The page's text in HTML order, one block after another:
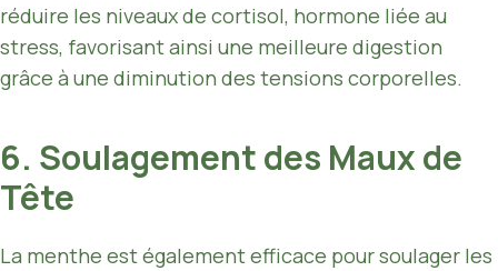
réduire les niveaux de cortisol, hormone liée au
stress, favorisant ainsi une meilleure digestion
grâce à une diminution des tensions corporelles.
6. Soulagement des Maux de
Tête
La menthe est également efficace pour soulager les